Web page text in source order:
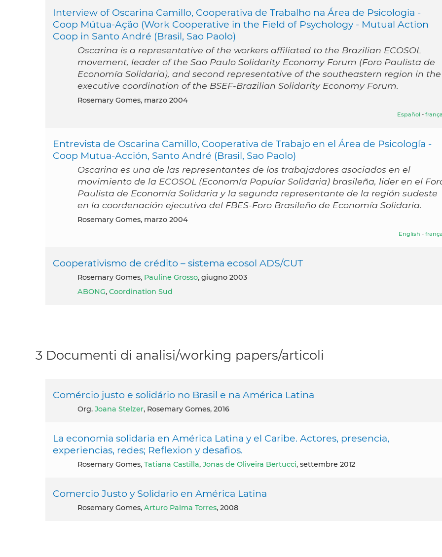
Interview of Oscarina Camillo, Cooperativa de Trabalho na Área de Psicologia -
Coop Mútua-Ação (Work Cooperative in the Field of Psychology - Mutual Action
Coop in Santo André (Brasil, Sao Paolo)
Oscarina is a representative of the workers affiliated to the Brazilian ECOSOL
movement, leader of the Sao Paulo Solidarity Economy Forum (Foro Paulista de
Economía Solidaria), and second representative of the southeastern region in the
executive coordination of the BSEF-Brazilian Solidarity Economy Forum.
Rosemary Gomes, marzo 2004
Español -
Entrevista de Oscarina Camillo, Cooperativa de Trabajo en el Área de Psicología -
Coop Mutua-Acción, Santo André (Brasil, Sao Paolo)
Oscarina es una de las representantes de los trabajadores asociados en el
movimiento de la ECOSOL (Economía Popular Solidaria) brasileña, lider en el
Paulista de Economía Solidaria y la segunda representante de la región sudeste
en la coordenación ejecutiva del FBES-Foro Brasileño de Economía Solidaria.
Rosemary Gomes, marzo 2004
English -
Cooperativismo de crédito – sistema ecosol ADS/CUT
Rosemary Gomes, Pauline Grosso, giugno 2003
ABONG, Coordination Sud
3 Documenti di analisi/working papers/articoli
Comércio justo e solidário no Brasil e na América Latina
org. Joana Stelzer, Rosemary Gomes, 2016
La economia solidaria en América Latina y el Caribe. Actores, presencia,
experiencias, redes; Reflexion y desafios.
Rosemary Gomes, Tatiana Castilla, Jonas de Oliveira Bertucci, settembre 2012
Comercio Justo y Solidario en América Latina
Rosemary Gomes, Arturo Palma Torres, 2008